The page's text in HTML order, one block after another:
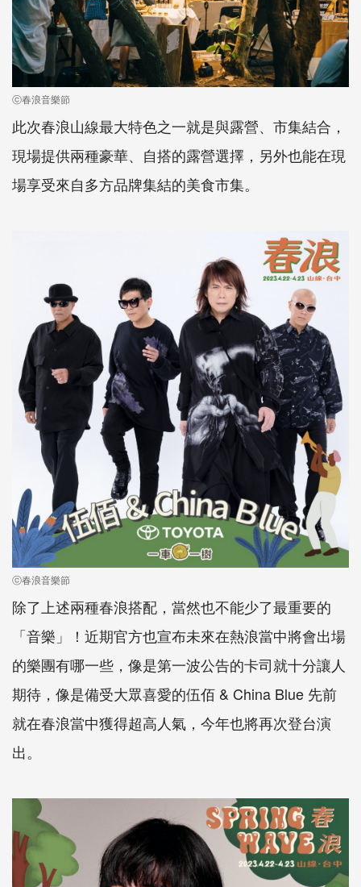
ⓒ春浪音樂節
此次春浪山線最大特色之一就是與露營、市集結合，
現場提供兩種豪華、自搭的露營選擇，另外也能在現
場享受來自多方品牌集結的美食市集。
ⓒ春浪音樂節
除了上述兩種春浪搭配，當然也不能少了最重要的
「音樂」！近期官方也宣布未來在熱浪當中將會出場
的樂團有哪一些，像是第一波公告的卡司就十分讓人
期待，像是備受大眾喜愛的伍佰 & China Blue 先前
就在春浪當中獲得超高人氣，今年也將再次登台演
出。